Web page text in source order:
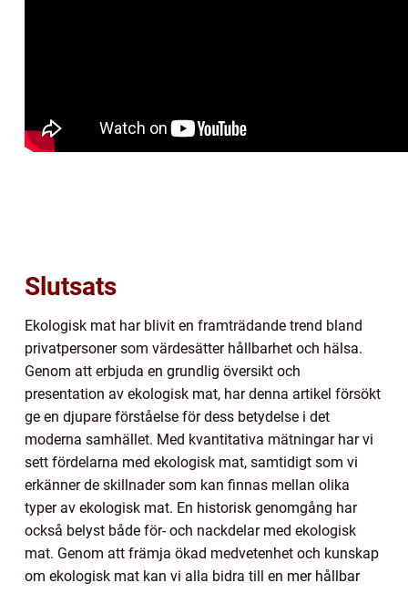
Slutsats
Ekologisk mat har blivit en framträdande trend bland
privatpersoner som värdesätter hållbarhet och hälsa.
Genom att erbjuda en grundlig översikt och
presentation av ekologisk mat, har denna artikel försökt
ge en djupare förståelse för dess betydelse i det
moderna samhället. Med kvantitativa mätningar har vi
sett fördelarna med ekologisk mat, samtidigt som vi
erkänner de skillnader som kan finnas mellan olika
typer av ekologisk mat. En historisk genomgång har
också belyst både för- och nackdelar med ekologisk
mat. Genom att främja ökad medvetenhet och kunskap
om ekologisk mat kan vi alla bidra till en mer hållbar